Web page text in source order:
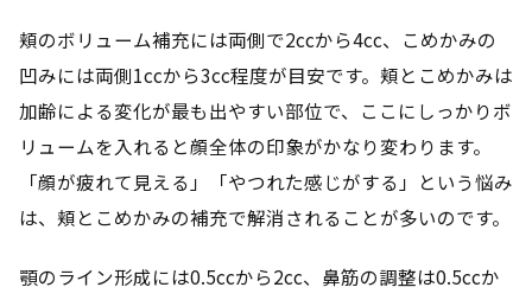
頬のボリューム補充には両側で2ccから4cc、こめかみの
凹みには両側1ccから3cc程度が目安です。頬とこめかみは
加齢による変化が最も出やすい部位で、ここにしっかりボ
リュームを入れると顔全体の印象がかなり変わります。
「顔が疲れて見える」「やつれた感じがする」という悩み
は、頬とこめかみの補充で解消されることが多いのです。
顎のライン形成には0.5ccから2cc、鼻筋の調整は0.5ccか